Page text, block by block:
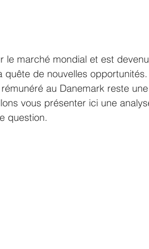
le marché mondial et est
de nouvelles
au Danemark reste
vous présenter ici une
question.